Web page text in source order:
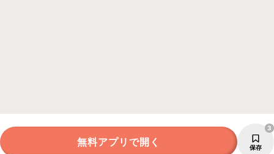
無料アプリで開く 保存
3